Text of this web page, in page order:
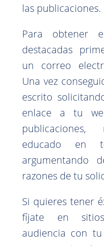
las publicaciones.
Para obtener
destacadas
un correo
Una vez
escrito
enlace a tu
educado en
argumentando
razones de tu
Si quieres tener
fíjate en
audiencia con